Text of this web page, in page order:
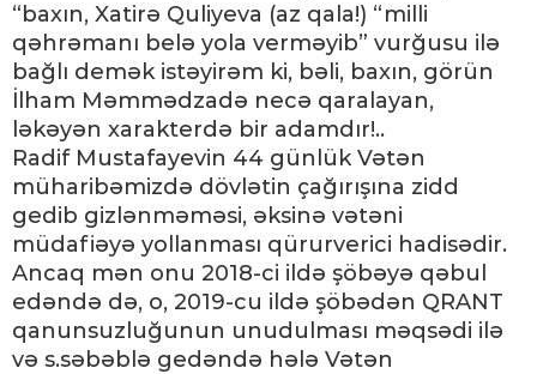
“baxın, Xatirə Quliyeva (az qala!) “milli
qəhrəmanı belə yola verməyib” vurğusu ilə
bağlı demək istəyirəm ki, bəli, baxın, görün
İlham Məmmədzadə necə qaralayan,
ləkəyən xarakterdə bir adamdır!..
Radif Mustafayevin 44 günlük Vətən
müharibəmizdə dövlətin çağırışına zidd
gedib gizlənməməsi, əksinə vətəni
müdafiəyə yollanması qürurverici hadisədir.
Ancaq mən onu 2018-ci ildə şöbəyə qəbul
edəndə də, o, 2019-cu ildə şöbədən QRANT
qanunsuzluğunun unudulması məqsədi ilə
və s.səbəblə gedəndə hələ Vətən